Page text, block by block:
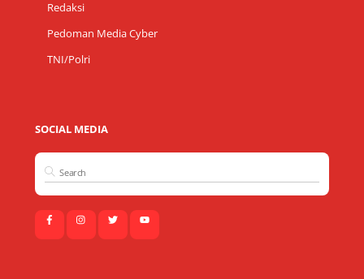
Redaksi
Pedoman Media Cyber
TNI/Polri
SOCIAL MEDIA